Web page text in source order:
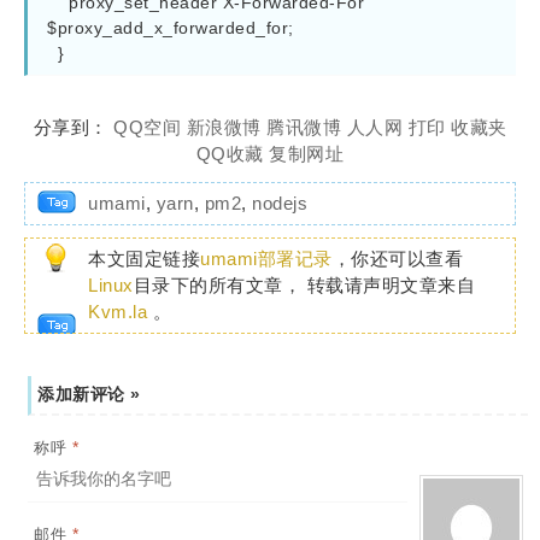
$proxy_add_x_forwarded_for;
  }
分享到： QQ空间 新浪微博 腾讯微博 人人网 打印 收藏夹
QQ收藏 复制网址
umami, yarn, pm2, nodejs
本文固定链接umami部署记录 ，你还可以查看
Linux 目录下的所有文章， 转载请声明文章来自
Kvm.la 。
添加新评论 »
称呼 *
邮件 *